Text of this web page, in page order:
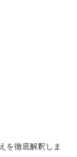
を徹底解釈しま